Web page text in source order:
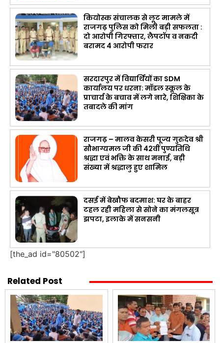
कियोस्क संचालक से लूट मामले में
राजगढ़ पुलिस को मिली बड़ी सफलता :
दो आरोपी गिरफ्तार, लैपटॉप व नकदी
बरामद 4 आरोपी फरार
सरदारपुर में विद्यार्थियों का SDM
कार्यालय पर धरना: मॉडल स्कूल के
प्राचार्य के बचाव में लगे नारे, शिक्षिका के
तबादले की मांग
राजगढ़ – मालव केसरी पूज्य गुरुदेव श्री
सौभाग्यमल जी की 42वीं पुण्यतिथि
श्रद्धा एवं भक्ति के साथ मनाई, बड़ी
संख्या में श्रद्धालु हुए शामिल
दसई में बेखौफ बदमाश: घर के बाहर
टहल रही महिला से सोने का मंगलसूत्र
झपटा, इलाके में सनसनी
[the_ad id="80502"]
Related Post